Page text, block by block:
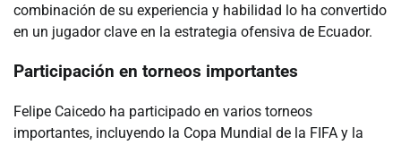
combinación de su experiencia y habilidad lo ha convertido
en un jugador clave en la estrategia ofensiva de Ecuador.
Participación en torneos importantes
Felipe Caicedo ha participado en varios torneos
importantes, incluyendo la Copa Mundial de la FIFA y la